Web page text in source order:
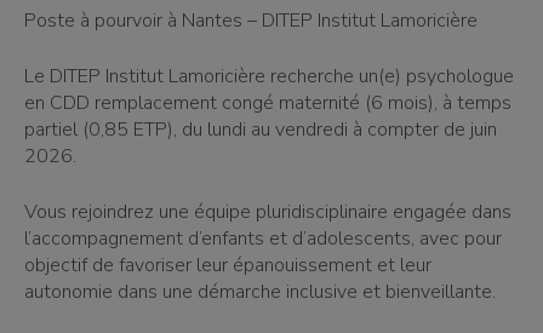
Poste à pourvoir à Nantes – DITEP Institut Lamoricière
Le DITEP Institut Lamoricière recherche un(e) psychologue
en CDD remplacement congé maternité (6 mois), à temps
partiel (0,85 ETP), du lundi au vendredi à compter de juin
2026.
Vous rejoindrez une équipe pluridisciplinaire engagée dans
l’accompagnement d’enfants et d’adolescents, avec pour
objectif de favoriser leur épanouissement et leur
autonomie dans une démarche inclusive et bienveillante.